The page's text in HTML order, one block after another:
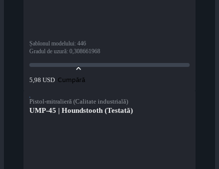
Șablonul modelului: 446
Gradul de uzură: 0,308661968
5,98 USD Cumpără
Pistol-mitralieră (Calitate industrială)
UMP-45 | Houndstooth (Testată)